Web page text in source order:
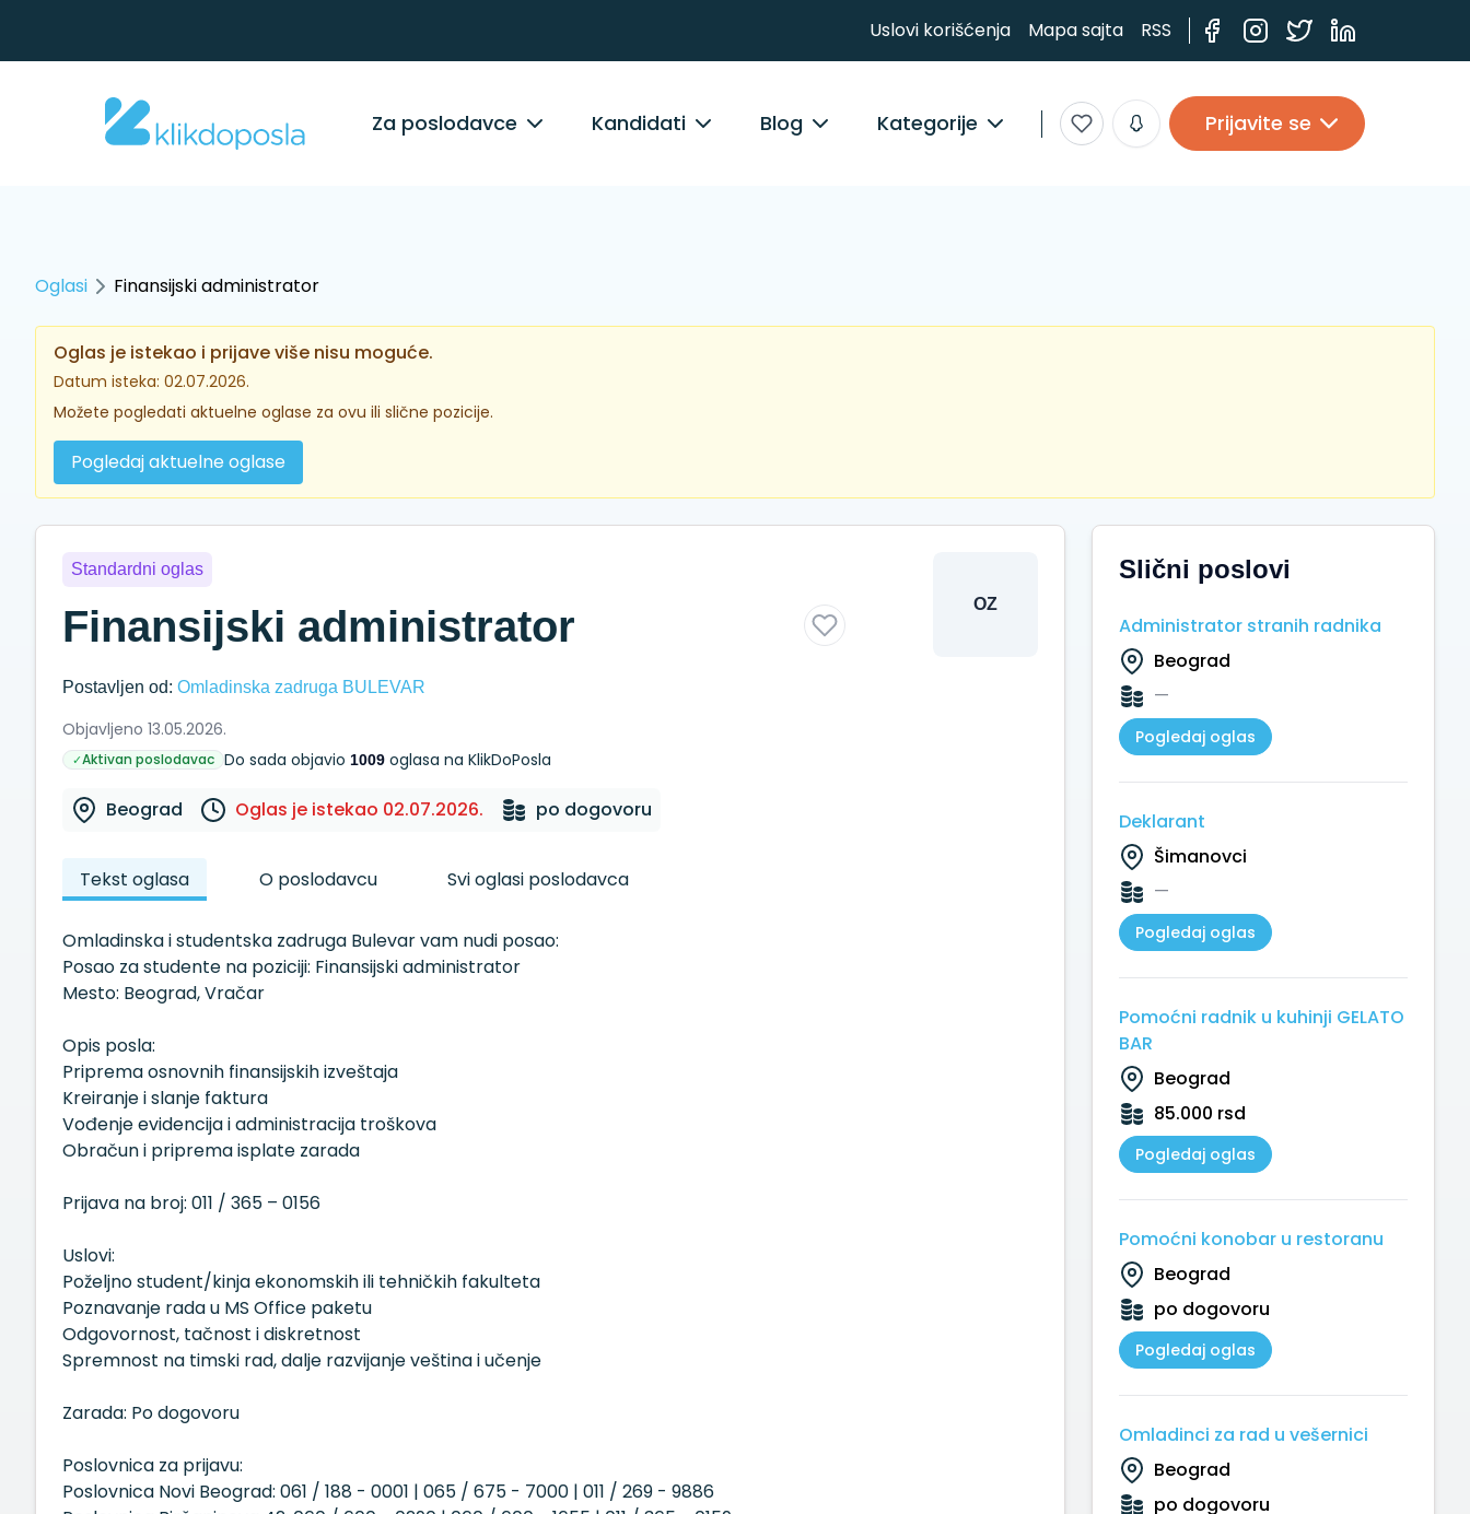
Uslovi korišćenja Mapa sajta RSS
Za poslodavce Kandidati Blog Kategorije Prijavite se
Oglasi Finansijski administrator
Oglas je istekao i prijave više nisu moguće.
Datum isteka: 02.07.2026.
Možete pogledati aktuelne oglase za ovu ili slične pozicije.
Pogledaj aktuelne oglase
Standardni oglas
Finansijski administrator OZ
Postavljen od: Omladinska zadruga BULEVAR
Objavljeno 13.05.2026.
✓Aktivan poslodavac Do sada objavio 1009 oglasa na KlikDoPosla
Beograd Oglas je istekao 02.07.2026. po dogovoru
Tekst oglasa O poslodavcu Svi oglasi poslodavca
Omladinska i studentska zadruga Bulevar vam nudi posao:
Posao za studente na poziciji: Finansijski administrator
Mesto: Beograd, Vračar
Opis posla:
Priprema osnovnih finansijskih izveštaja
Kreiranje i slanje faktura
Vođenje evidencija i administracija troškova
Obračun i priprema isplate zarada
Prijava na broj: 011 / 365 – 0156
Uslovi:
Poželjno student/kinja ekonomskih ili tehničkih fakulteta
Poznavanje rada u MS Office paketu
Odgovornost, tačnost i diskretnost
Spremnost na timski rad, dalje razvijanje veština i učenje
Zarada: Po dogovoru
Poslovnica za prijavu:
Poslovnica Novi Beograd: 061 / 188 - 0001 | 065 / 675 - 7000 | 011 / 269 - 9886
Slični poslovi
Administrator stranih radnika
Beograd
—
Pogledaj oglas
Deklarant
Šimanovci
—
Pogledaj oglas
Pomoćni radnik u kuhinji GELATO
BAR
Beograd
85.000 rsd
Pogledaj oglas
Pomoćni konobar u restoranu
Beograd
po dogovoru
Pogledaj oglas
Omladinci za rad u vešernici
Beograd
po dogovoru